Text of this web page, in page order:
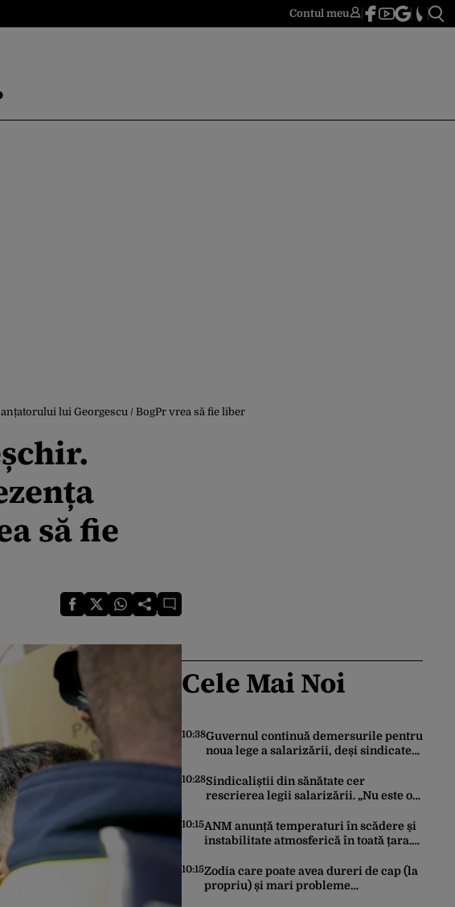
Contul meu
lui Georgescu / BogPr vrea să fie liber
să fie
Cele Mai Noi
10:38Guvernul continuă demersurile pentru
noua lege a salarizării, deși sindicatele
ar putea fi depusă în Parlament
10:28Sindicaliștii din sănătate cer
rescrierea legii salarizării. „Nu este o
trimis Guvernului Bolojan
10:15ANM anunță temperaturi în scădere și
instabilitate atmosferică în toată țara.
vin vijeliile
10:15Zodia care poate avea dureri de cap (la
propriu) și mari probleme